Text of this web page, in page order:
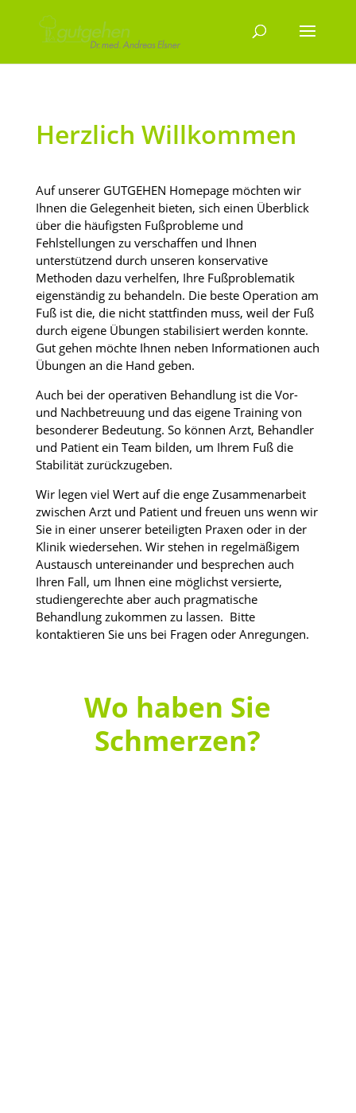
Herzlich Willkommen
Auf unserer GUTGEHEN Homepage möchten wir
Ihnen die Gelegenheit bieten, sich einen Überblick
über die häufigsten Fußprobleme und
Fehlstellungen zu verschaffen und Ihnen
unterstützend durch unseren konservative
Methoden dazu verhelfen, Ihre Fußproblematik
eigenständig zu behandeln. Die beste Operation am
Fuß ist die, die nicht stattfinden muss, weil der Fuß
durch eigene Übungen stabilisiert werden konnte.
Gut gehen möchte Ihnen neben Informationen auch
Übungen an die Hand geben.
Auch bei der operativen Behandlung ist die Vor-
und Nachbetreuung und das eigene Training von
besonderer Bedeutung. So können Arzt, Behandler
und Patient ein Team bilden, um Ihrem Fuß die
Stabilität zurückzugeben.
Wir legen viel Wert auf die enge Zusammenarbeit
zwischen Arzt und Patient und freuen uns wenn wir
Sie in einer unserer beteiligten Praxen oder in der
Klinik wiedersehen. Wir stehen in regelmäßigem
Austausch untereinander und besprechen auch
Ihren Fall, um Ihnen eine möglichst versierte,
studiengerechte aber auch pragmatische
Behandlung zukommen zu lassen. Bitte
kontaktieren Sie uns bei Fragen oder Anregungen.
Wo haben Sie
Schmerzen?